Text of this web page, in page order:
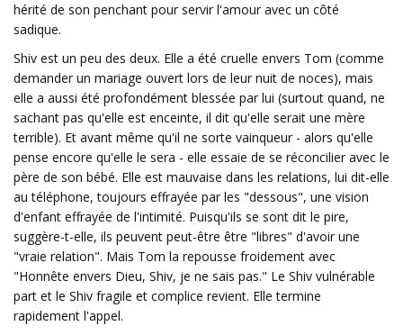
hérité de son penchant pour servir l'amour avec un côté
sadique.
Shiv est un peu des deux. Elle a été cruelle envers Tom (comme
demander un mariage ouvert lors de leur nuit de noces), mais
elle a aussi été profondément blessée par lui (surtout quand, ne
sachant pas qu'elle est enceinte, il dit qu'elle serait une mère
terrible). Et avant même qu'il ne sorte vainqueur - alors qu'elle
pense encore qu'elle le sera - elle essaie de se réconcilier avec le
père de son bébé. Elle est mauvaise dans les relations, lui dit-elle
au téléphone, toujours effrayée par les "dessous", une vision
d'enfant effrayée de l'intimité. Puisqu'ils se sont dit le pire,
suggère-t-elle, ils peuvent peut-être être "libres" d'avoir une
"vraie relation". Mais Tom la repousse froidement avec
"Honnête envers Dieu, Shiv, je ne sais pas." Le Shiv vulnérable
part et le Shiv fragile et complice revient. Elle termine
rapidement l'appel.